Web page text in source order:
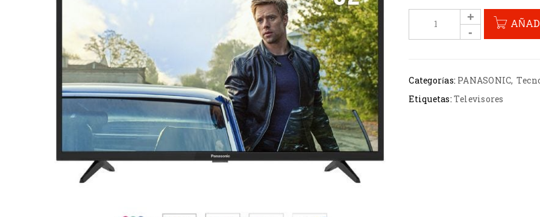
Categorías: PANASONIC,
Etiquetas:Televisores